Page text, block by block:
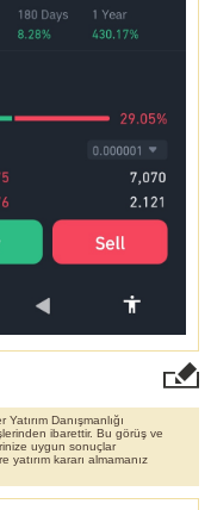
Danışmanlığı
ibarettir. Bu görüş ve
uygun sonuçlar
yatırım kararı almamanız